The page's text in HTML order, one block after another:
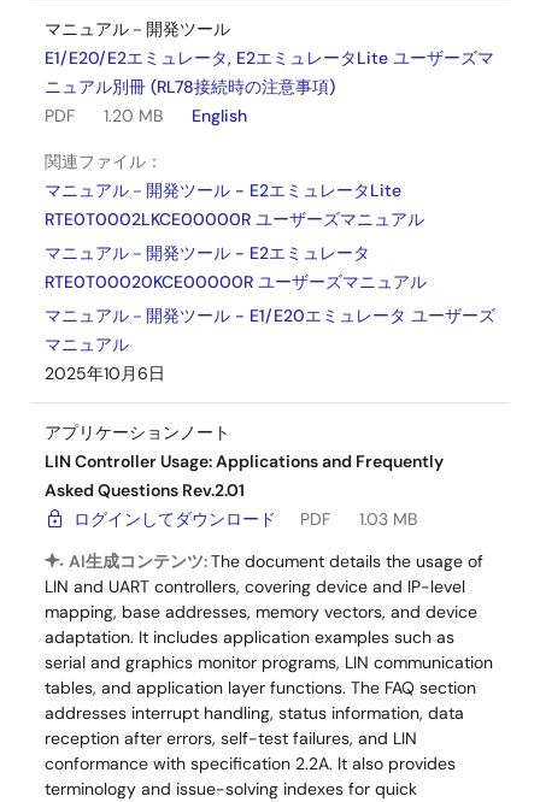
マニュアル－開発ツール
E1/E20/E2エミュレータ, E2エミュレータLite ユーザーズマ
ニュアル別冊 (RL78接続時の注意事項)
PDF
1.20 MB English
関連ファイル：
マニュアル－開発ツール - E2エミュレータLite
RTE0T0002LKCE00000R ユーザーズマニュアル
マニュアル－開発ツール - E2エミュレータ
RTE0T00020KCE00000R ユーザーズマニュアル
マニュアル－開発ツール - E1/E20エミュレータ ユーザーズ
マニュアル
2025年10月6日
アプリケーションノート
LIN Controller Usage: Applications and Frequently
Asked Questions Rev.2.01
ログインしてダウンロード
PDF
1.03 MB
AI生成コンテンツ:The document details the usage of
LIN and UART controllers, covering device and IP-level
mapping, base addresses, memory vectors, and device
adaptation. It includes application examples such as
serial and graphics monitor programs, LIN communication
tables, and application layer functions. The FAQ section
addresses interrupt handling, status information, data
reception after errors, self-test failures, and LIN
conformance with specification 2.2A. It also provides
terminology and issue-solving indexes for quick